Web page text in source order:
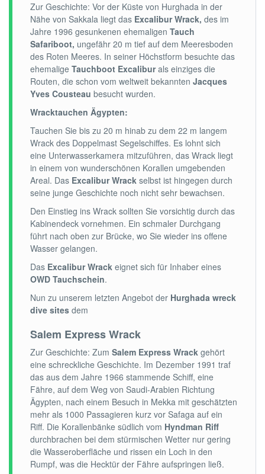
Zur Geschichte: Vor der Küste von Hurghada in der
Nähe von Sakkala liegt das Excalibur Wrack, des im
Jahre 1996 gesunkenen ehemaligen Tauch
Safariboot, ungefähr 20 m tief auf dem Meeresboden
des Roten Meeres. In seiner Höchstform besuchte das
ehemalige Tauchboot Excaliburals einziges die
Routen, die schon vom weltweit bekannten Jacques
Yves Cousteau besucht wurden.
Wracktauchen Ägypten:
Tauchen Sie bis zu 20 m hinab zu dem 22 m langem
Wrack des Doppelmast Segelschiffes. Es lohnt sich
eine Unterwasserkamera mitzuführen, das Wrack liegt
in einem von wunderschönen Korallen umgebenden
Areal. Das Excalibur Wrack selbst ist hingegen durch
seine junge Geschichte noch nicht sehr bewachsen.
Den Einstieg ins Wrack sollten Sie vorsichtig durch das
Kabinendeck vornehmen. Ein schmaler Durchgang
führt nach oben zur Brücke, wo Sie wieder ins offene
Wasser gelangen.
Das Excalibur Wrack eignet sich für Inhaber eines
OWD Tauchschein.
Nun zu unserem letzten Angebot der Hurghada wreck
dive sites dem
Salem Express Wrack
Zur Geschichte: Zum Salem Express Wrack gehört
eine schreckliche Geschichte. Im Dezember 1991 traf
das aus dem Jahre 1966 stammende Schiff, eine
Fähre, auf dem Weg von Saudi-Arabien Richtung
Ägypten, nach einem Besuch in Mekka mit geschätzten
mehr als 1000 Passagieren kurz vor Safaga auf ein
Riff. Die Korallenbänke südlich vom Hyndman Riff
durchbrachen bei dem stürmischen Wetter nur gering
die Wasseroberfläche und rissen ein Loch in den
Rumpf, was die Hecktür der Fähre aufspringen ließ.